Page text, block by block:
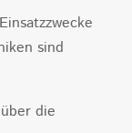
sind
die